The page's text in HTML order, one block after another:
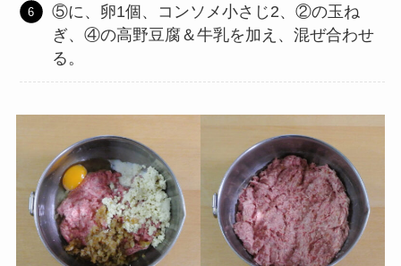
⑤に、卵1個、コンソメ小さじ2、②の玉ね
ぎ、④の高野豆腐＆牛乳を加え、混ぜ合わせ
る。